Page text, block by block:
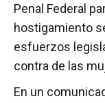
Penal Federal
hostigamiento
esfuerzos
contra de las
En un